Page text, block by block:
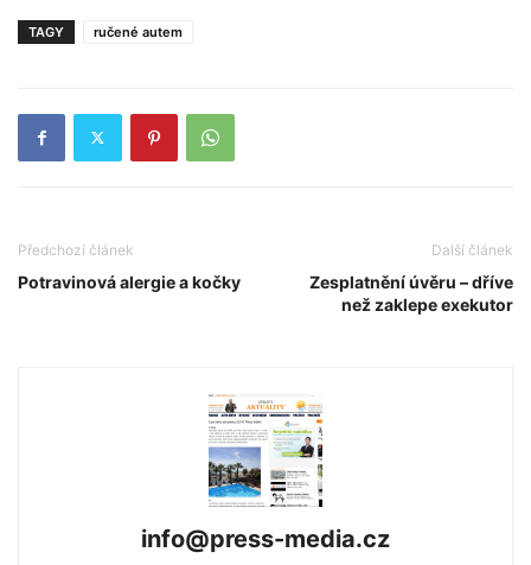
TAGY ručené autem
Předchozí článek
Potravinová alergie a kočky
Další článek
Zesplatnění úvěru – dříve
než zaklepe exekutor
info@press-media.cz